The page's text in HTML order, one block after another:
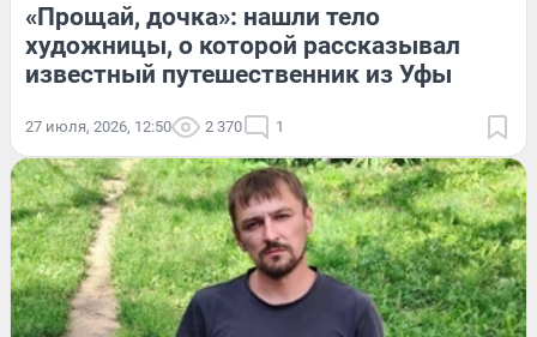
«Прощай, дочка»: нашли тело
художницы, о которой рассказывал
известный путешественник из Уфы
27 июля, 2026, 12:50 2 370 1